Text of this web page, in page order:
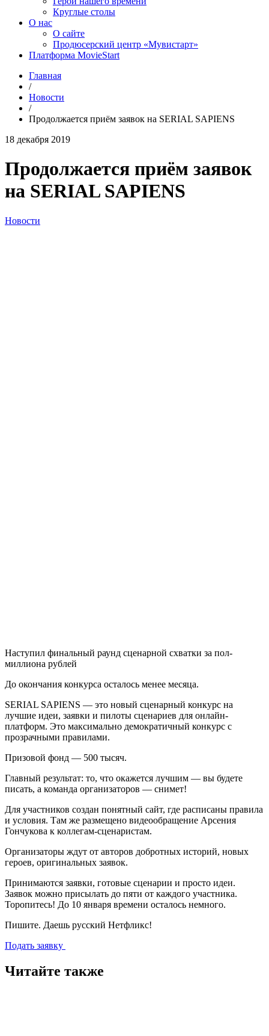
Круглые столы
О нас
О сайте
Продюсерский центр «Мувистарт»
Платформа MovieStart
Главная
/
Новости
/
Продолжается приём заявок на SERIAL SAPIENS
18 декабря 2019
Продолжается приём заявок
на SERIAL SAPIENS
Новости
Наступил финальный раунд сценарной схватки за пол-
миллиона рублей
До окончания конкурса осталось менее месяца.
SERIAL SAPIENS — это новый сценарный конкурс на
лучшие идеи, заявки и пилоты сценариев для онлайн-
платформ. Это максимально демократичный конкурс с
прозрачными правилами.
Призовой фонд — 500 тысяч.
Главный результат: то, что окажется лучшим — вы будете
писать, а команда организаторов — снимет!
Для участников создан понятный сайт, где расписаны правила
и условия. Там же размещено видеообращение Арсения
Гончукова к коллегам-сценаристам.
Организаторы ждут от авторов добротных историй, новых
героев, оригинальных заявок.
Принимаются заявки, готовые сценарии и просто идеи.
Заявок можно присылать до пяти от каждого участника.
Торопитесь! До 10 января времени осталось немного.
Пишите. Даешь русский Нетфликс!
Подать заявку
Читайте также